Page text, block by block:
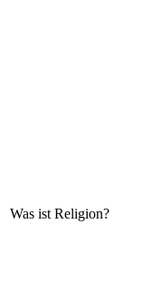
Was ist Religion?